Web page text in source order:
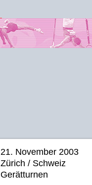
21. November 2003
Zürich / Schweiz
Gerätturnen